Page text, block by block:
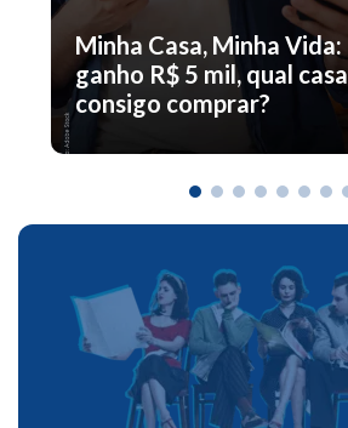
Minha Casa, Minha Vida:
ganho R$ 5 mil, qual casa
consigo comprar?